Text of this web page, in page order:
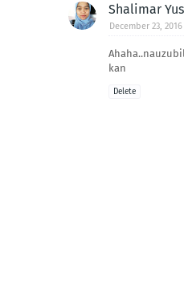
Shalimar
December 23, 2016
kan
Delete